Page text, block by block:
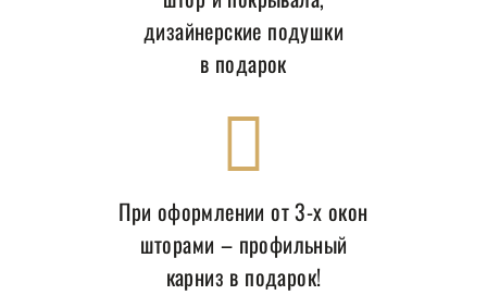
дизайнерские подушки
в подарок
При оформлении от 3-х окон
шторами – профильный
карниз в подарок!